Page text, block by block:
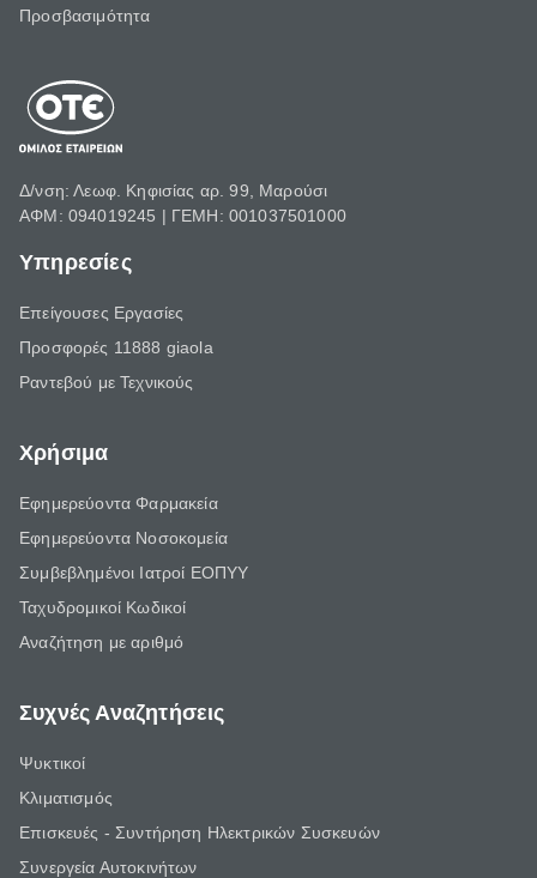
Προσβασιμότητα
Δ/νση: Λεωφ. Κηφισίας αρ. 99, Μαρούσι
ΑΦΜ: 094019245 | ΓΕΜΗ: 001037501000
Υπηρεσίες
Επείγουσες Εργασίες
Προσφορές 11888 giaola
Ραντεβού με Τεχνικούς
Χρήσιμα
Εφημερεύοντα Φαρμακεία
Εφημερεύοντα Νοσοκομεία
Συμβεβλημένοι Ιατροί ΕΟΠΥΥ
Ταχυδρομικοί Κωδικοί
Αναζήτηση με αριθμό
Συχνές Αναζητήσεις
Ψυκτικοί
Κλιματισμός
Επισκευές - Συντήρηση Ηλεκτρικών Συσκευών
Συνεργεία Αυτοκινήτων